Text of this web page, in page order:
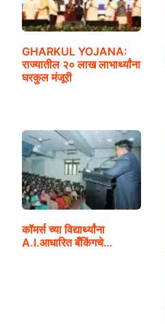
GHARKUL YOJANA:
राज्यातील २० लाख लाभार्थ्यांना
घरकुल मंजूरी
कॉमर्स च्या विद्यार्थ्यांना
A.I.आधारित बँकिंगचे…